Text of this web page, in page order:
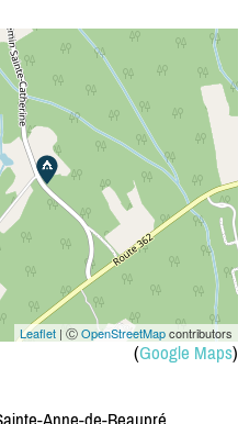
Leaflet| ⒸOpenStreetMapcontributors
(Google Maps)